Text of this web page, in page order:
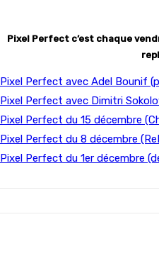
Pixel Perfect c’est chaque
Pixel Perfect avec Adel Bounif
Pixel Perfect avec Dimitri
Pixel Perfect du 15 décembre
Pixel Perfect du 8 décembre
Pixel Perfect du 1er décembre